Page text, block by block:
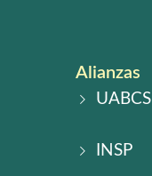
Alianzas
UABCS
INSP